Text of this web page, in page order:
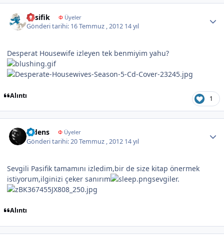
Pasifik ΦÜyeler
Gönderi tarihi: 16 Temmuz , 2012 14 yıl
Desperat Housewife izleyen tek benmiyim yahu?
Alıntı 1
Videns ΦÜyeler
Gönderi tarihi:20 Temmuz , 2012 14 yıl
Sevgili Pasifik tamamını izledim,bir de size kitap önermek
istiyorum,ilginizi çeker sanırım
sevgiler.
Alıntı